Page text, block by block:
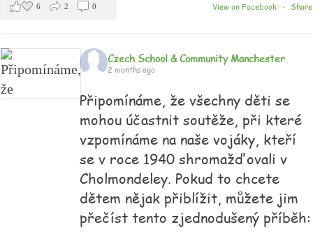
View on Facebook · Share
6 2 0
Czech School & Community Manchester
2 months ago
Připomínáme, že všechny děti se
mohou účastnit soutěže, při které
vzpomínáme na naše vojáky, kteří
se v roce 1940 shromažďovali v
Cholmondeley. Pokud to chcete
dětem nějak přiblížit, můžete jim
přečíst tento zjednodušený příběh: